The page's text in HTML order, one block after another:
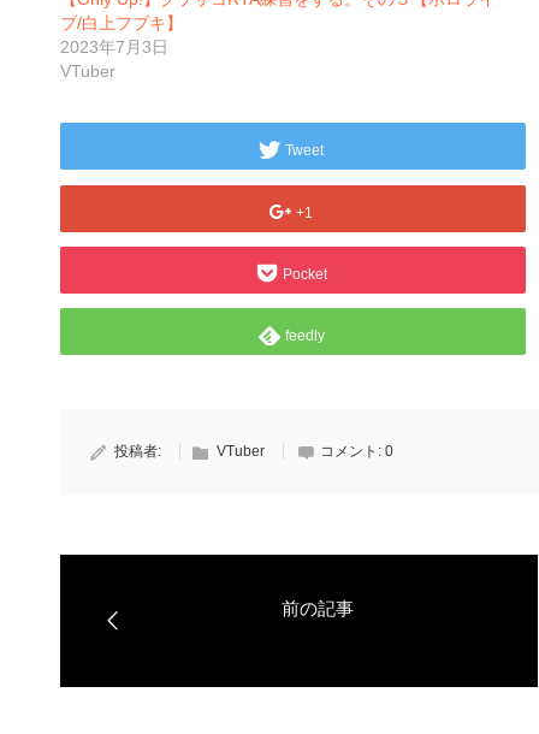
ブ/白上フブキ】
2023年7月3日
VTuber
Tweet
+1
Pocket
feedly
投稿者: VTuber コメント: 0